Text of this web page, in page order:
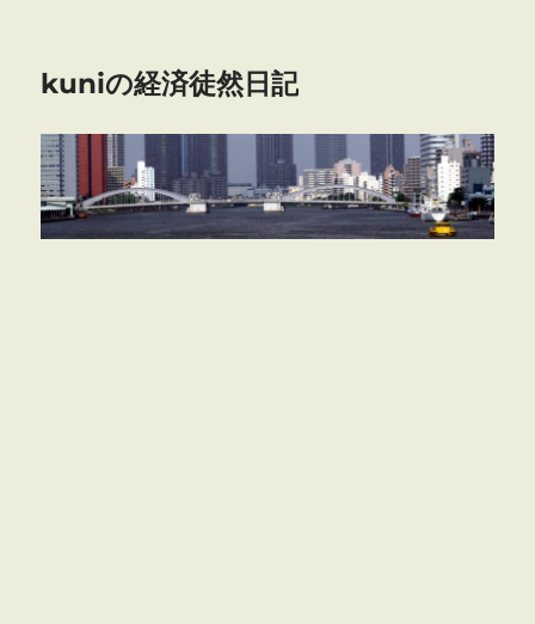
kuniの経済徒然日記